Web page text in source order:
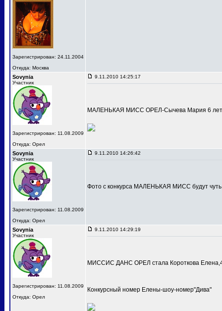
Зарегистрирован: 24.11.2004
Откуда: Москва
Sovynia
Участник
Зарегистрирован: 11.08.2009
Откуда: Орел
9.11.2010 14:25:17
МАЛЕНЬКАЯ МИСС ОРЕЛ-Сычева Мария 6
Sovynia
Участник
Зарегистрирован: 11.08.2009
Откуда: Орел
9.11.2010 14:26:42
Фото с конкурса МАЛЕНЬКАЯ МИСС будут
Sovynia
Участник
Зарегистрирован: 11.08.2009
Откуда: Орел
9.11.2010 14:29:19
МИССИС ДАНС ОРЕЛ стала Короткова
Конкурсный номер Елены-шоу-номер"Дива"